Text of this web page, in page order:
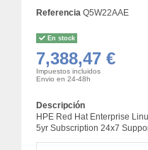
Referencia Q5W22AAE
En stock
7,388,47 €
Impuestos incluidos
Envio en 24-48h
Descripción
HPE Red Hat Enterprise
5yr Subscription 24x7